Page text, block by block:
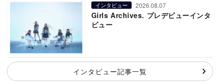
インタビュー 2026.08.07
Girls Archives. プレデビューインタ
ビュー
インタビュー記事一覧